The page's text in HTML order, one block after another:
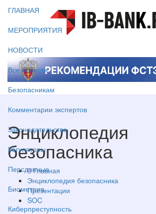
ГЛАВНАЯ
МЕРОПРИЯТИЯ
НОВОСТИ
Все новости
Безопасникам
Комментарии экспертов
Законодательство
Регуляторы
Персданные
Биометрия
Киберпреступность
Энциклопедия
безопасника
Главная
Энциклопедия безопасника
Презентации
SOC